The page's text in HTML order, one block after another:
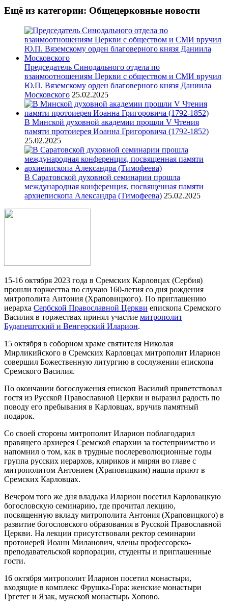
Ещё из категории: Общецерковные новости
Председатель Синодального отдела по
взаимоотношениям Церкви с обществом и СМИ вручил
Ю.П. Вяземскому орден благоверного князя Даниила
Московского 25.02.2025
В Минской духовной академии прошли V Чтения
памяти протоиерея Иоанна Григоровича (1792-1852)
25.02.2025
В Саратовской духовной семинарии прошла
международная конференция, посвященная памяти
архиепископа Александра (Тимофеева) 25.02.2025
15-16 октября 2023 года в Сремских Карловцах (Сербия)
прошли торжества по случаю 160-летия со дня рождения
митрополита Антония (Храповицкого). По приглашению
иерарха Сербской Православной Церкви епископа Сремского
Василия в торжествах принял участие митрополит
Будапештский и Венгерский Иларион.
15 октября в соборном храме святителя Николая
Мирликийского в Сремских Карловцах митрополит Иларион
совершил Божественную литургию в сослужении епископа
Сремского Василия.
По окончании богослужения епископ Василий приветствовал
гостя из Русской Православной Церкви и выразил радость по
поводу его пребывания в Карловцах, вручив памятный
подарок.
Со своей стороны митрополит Иларион поблагодарил
правящего архиерея Сремской епархии за гостеприимство и
напомнил о том, как в трудные послереволюционные годы
группа русских иерархов, клириков и мирян во главе с
митрополитом Антонием (Храповицким) нашла приют в
Сремских Карловцах.
Вечером того же дня владыка Иларион посетил Карловацкую
богословскую семинарию, где прочитал лекцию,
посвященную вкладу митрополита Антония (Храповицкого) в
развитие богословского образования в Русской Православной
Церкви. На лекции присутствовали ректор семинарии
протоиерей Иоанн Миланович, члены профессорско-
преподавательской корпорации, студенты и приглашенные
гости.
16 октября митрополит Иларион посетил монастыри,
входящие в комплекс Фрушка-Гора: женские монастыри
Гргетег и Язак, мужской монастырь Хопово.